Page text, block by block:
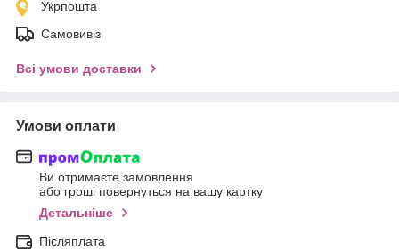
Укрпошта
Самовивіз
Всі умови доставки
Умови оплати
Ви отримаєте замовлення
або гроші повернуться на вашу картку
Детальніше
Післяплата